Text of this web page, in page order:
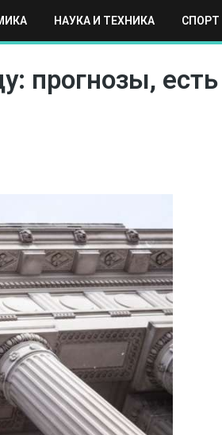
НАУКА И ТЕХНИКА СПОРТ
РЕГИОНЫ МИР
прогнозы,